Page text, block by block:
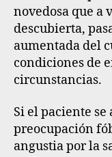
novedosa que a
descubierta,
aumentada del
condiciones de
circunstancias.
Si el paciente
preocupación
angustia por la